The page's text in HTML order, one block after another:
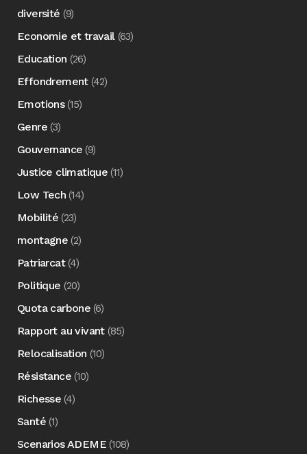
diversité (9)
Economie et travail(63)
Education (26)
Effondrement(42)
Emotions(15)
Genre (3)
Gouvernance (9)
Justice climatique (11)
Low Tech (14)
Mobilité (23)
montagne (2)
Patriarcat(4)
Politique (20)
Quota carbone (6)
Rapport au vivant(85)
Relocalisation (10)
Résistance (10)
Richesse (4)
Santé (1)
Scenarios ADEME (108)